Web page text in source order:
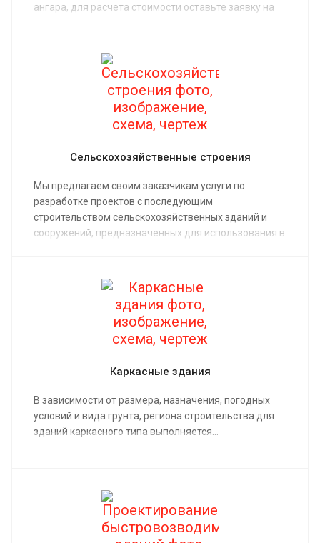
ангара, для расчета стоимости оставьте заявку на
Сельскохозяйственные строения
Мы предлагаем своим заказчикам услуги по
разработке проектов с последующим
строительством сельскохозяйственных зданий и
сооружений, предназначенных для использования в
Каркасные здания
В зависимости от размера, назначения, погодных
условий и вида грунта, региона строительства для
зданий каркасного типа выполняется...